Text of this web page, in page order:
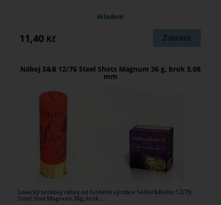
skladem
Zobrazit
11,40 Kč
Náboj S&B 12/76 Steel Shots Magnum 36 g, brok 5,08
mm
Lovecký brokový náboj od českého výrobce Sellier&Bellot 12/76
Steel Shot Magnum 36g, brok ...